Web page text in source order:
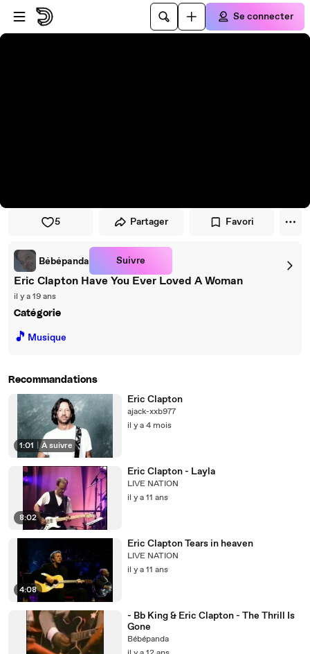
Passer au player
Passer au contenu principal
Se connecter
5 Partager Favori
Bébépanda Suivre
Eric Clapton Have You Ever Loved A Woman
il y a 19 ans
Catégorie
🎵 Musique
Recommandations
1:01 À suivre
Eric Clapton
ajack-xxb977
il y a 4 mois
8:02
Eric Clapton - Layla
LIVE NATION
il y a 11 ans
4:08
Eric Clapton Tears in heaven
LIVE NATION
il y a 11 ans
- Bb King & Eric Clapton - The Thrill Is
Gone
Bébépanda